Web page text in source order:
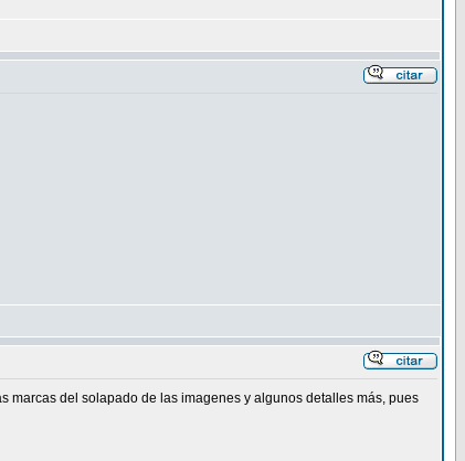
marcas del solapado de las imagenes y algunos detalles más, pues